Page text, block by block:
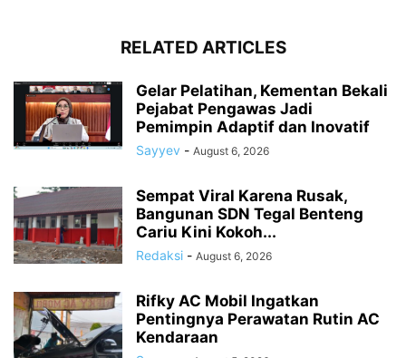
RELATED ARTICLES
Gelar Pelatihan, Kementan Bekali
Pejabat Pengawas Jadi
Pemimpin Adaptif dan Inovatif
Sayyev - August 6, 2026
Sempat Viral Karena Rusak,
Bangunan SDN Tegal Benteng
Cariu Kini Kokoh...
Redaksi - August 6, 2026
Rifky AC Mobil Ingatkan
Pentingnya Perawatan Rutin AC
Kendaraan